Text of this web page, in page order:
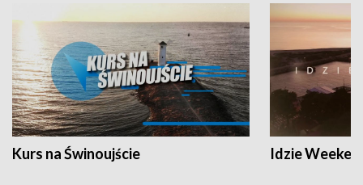
Kurs na Świnoujście Idzie